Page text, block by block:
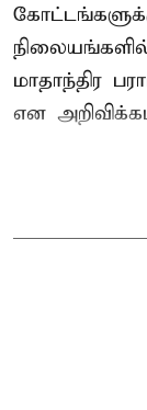
மாதாந்திர
என